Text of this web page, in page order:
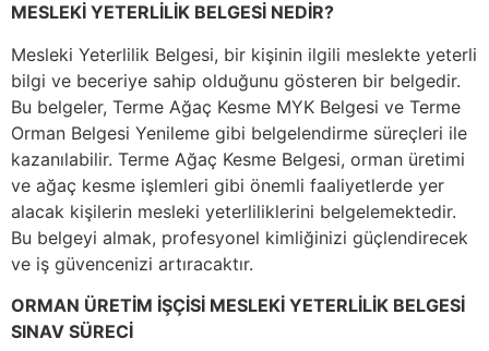
MESLEKİ YETERLİLİK BELGESİ NEDİR?
Mesleki Yeterlilik Belgesi, bir kişinin ilgili meslekte yeterli
bilgi ve beceriye sahip olduğunu gösteren bir belgedir.
Bu belgeler, Terme Ağaç Kesme MYK Belgesi ve Terme
Orman Belgesi Yenileme gibi belgelendirme süreçleri ile
kazanılabilir. Terme Ağaç Kesme Belgesi, orman üretimi
ve ağaç kesme işlemleri gibi önemli faaliyetlerde yer
alacak kişilerin mesleki yeterliliklerini belgelemektedir.
Bu belgeyi almak, profesyonel kimliğinizi güçlendirecek
ve iş güvencenizi artıracaktır.
ORMAN ÜRETİM İŞÇİSİ MESLEKİ YETERLİLİK BELGESİ
SINAV SÜRECİ